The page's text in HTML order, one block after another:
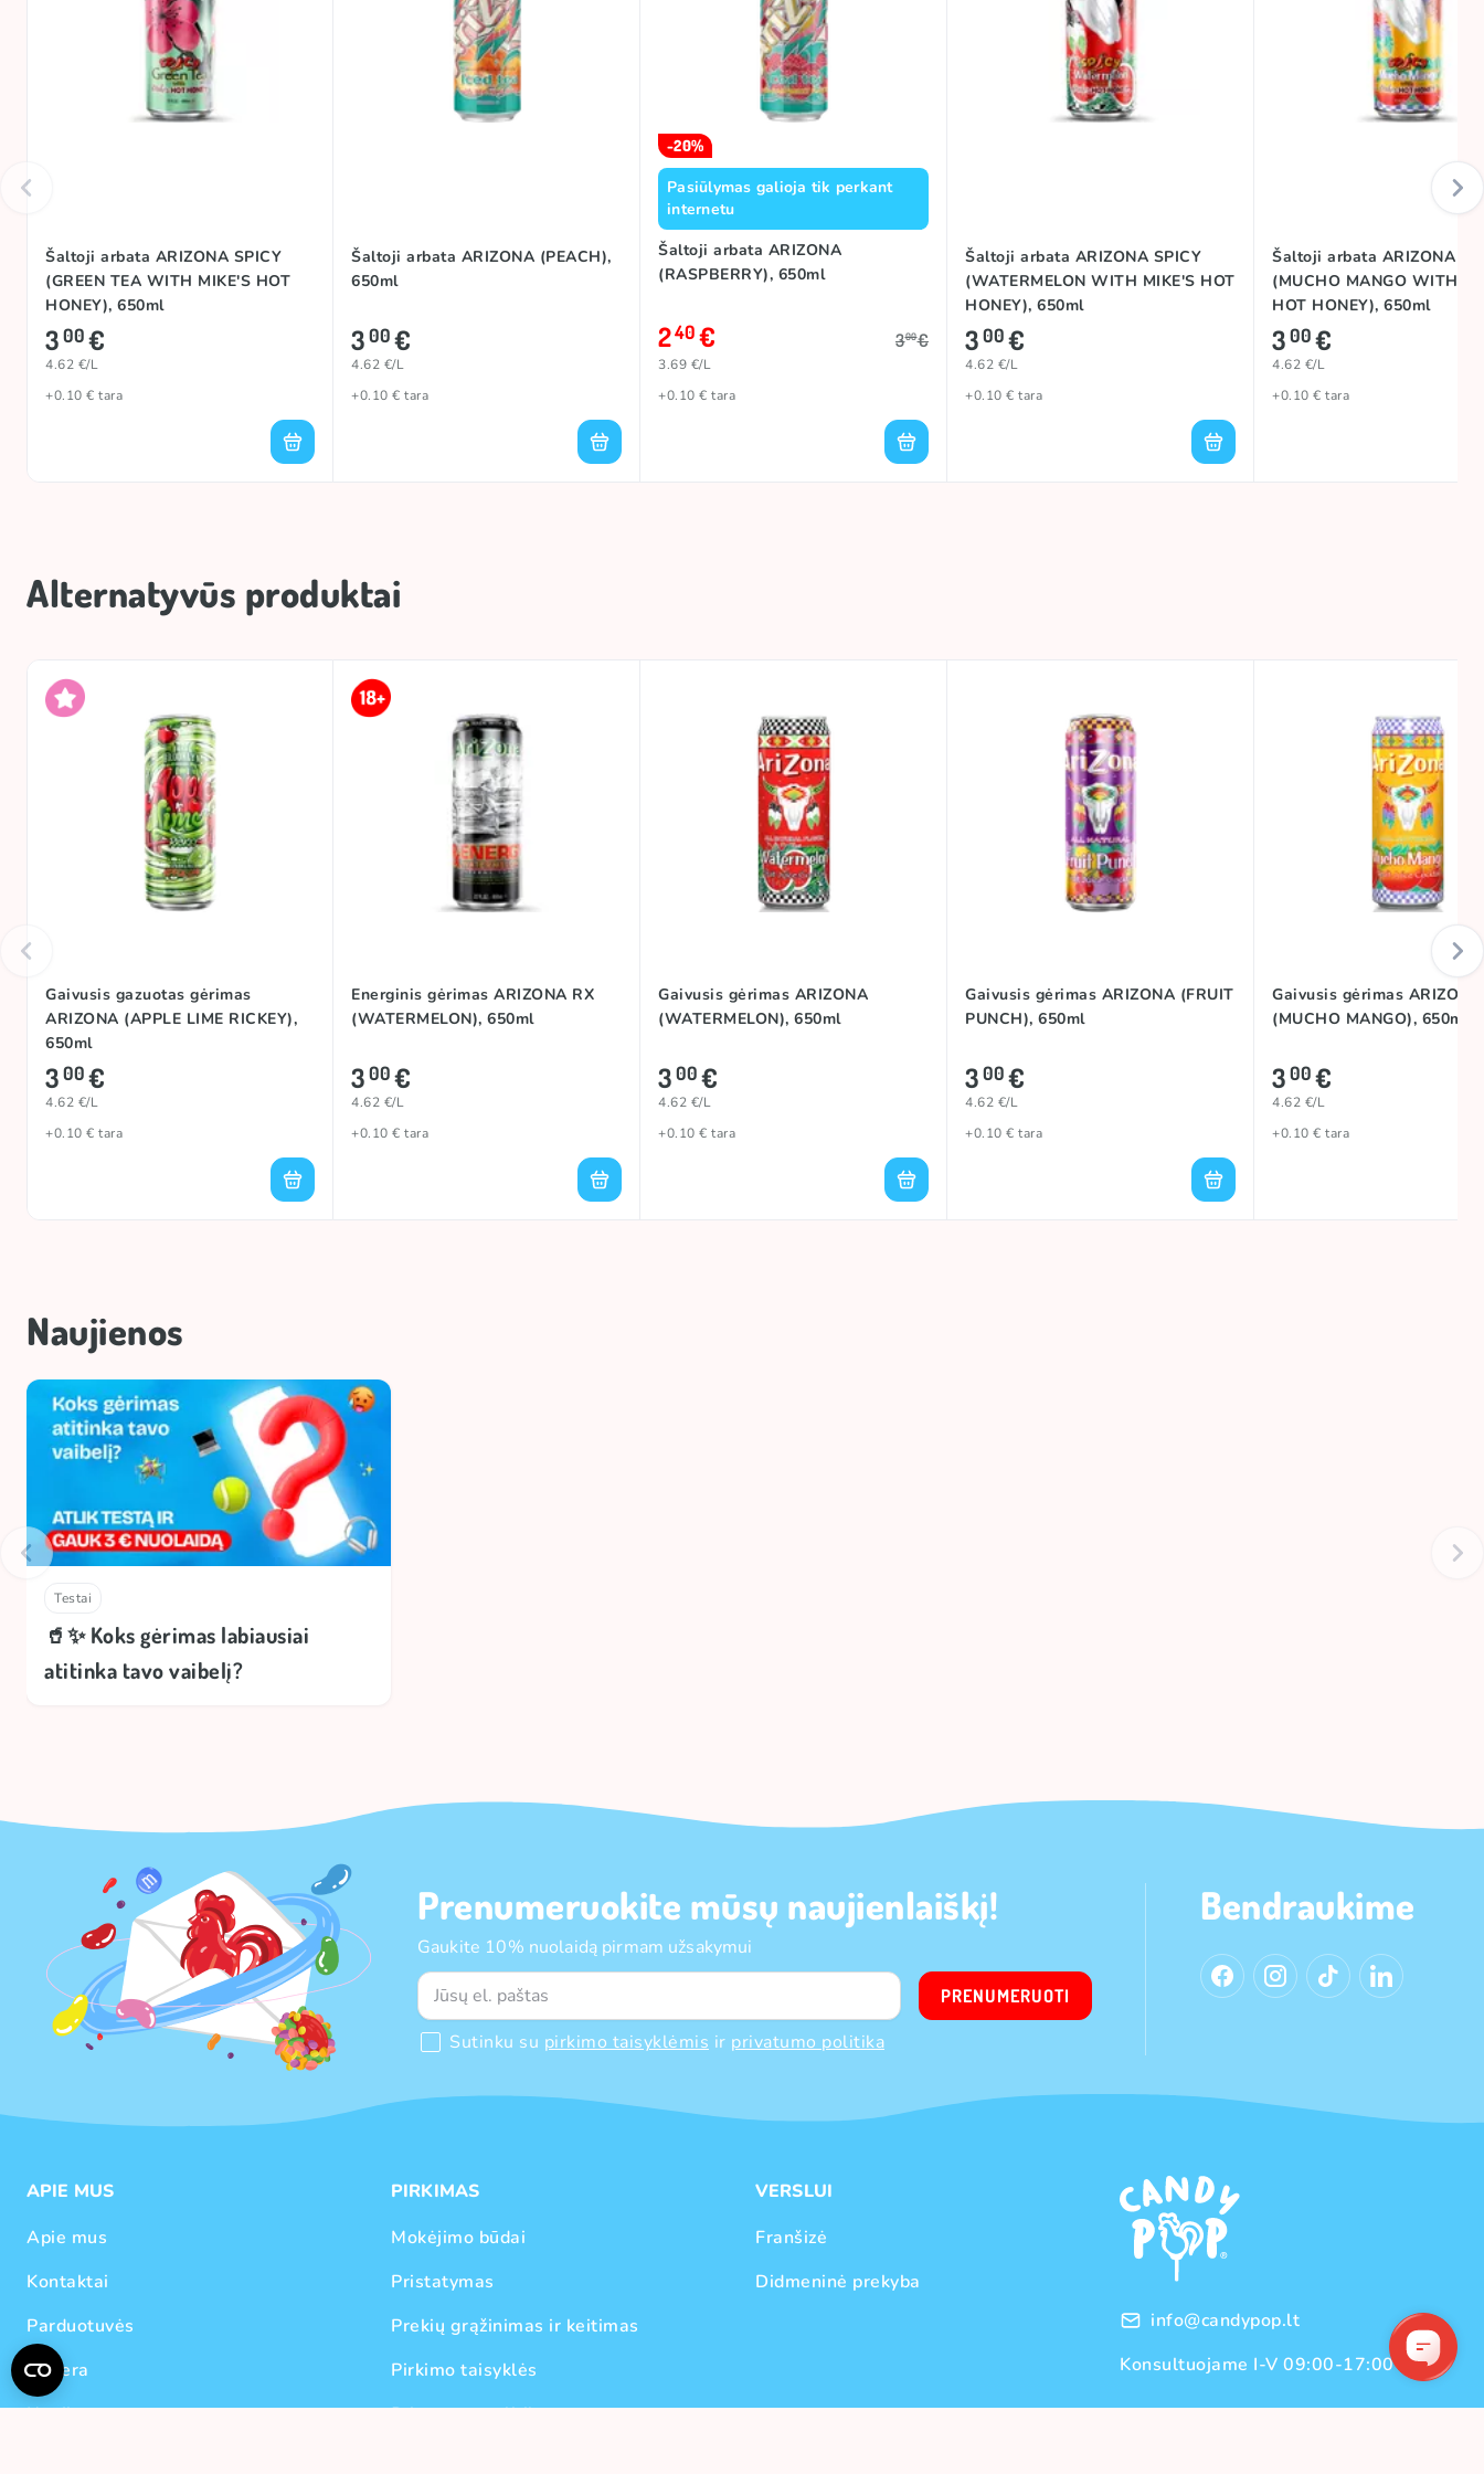
Šaltoji arbata ARIZONA SPICY
(GREEN TEA WITH MIKE'S HOT
HONEY), 650ml
300€
4.62 €/L
+0.10 € tara
Šaltoji arbata ARIZONA (PEACH),
650ml
300€
4.62 €/L
+0.10 € tara
-20%
Pasiūlymas galioja tik perkant
internetu
Šaltoji arbata ARIZONA
(RASPBERRY), 650ml
240€ 300€
3.69 €/L
+0.10 € tara
Šaltoji arbata ARIZONA SPICY
(WATERMELON WITH MIKE'S HOT
HONEY), 650ml
300€
4.62 €/L
+0.10 € tara
Šaltoji arbata ARIZONA
(MUCHO MANGO WITH
HOT HONEY), 650ml
300€
4.62 €/L
+0.10 € tara
Alternatyvūs produktai
Gaivusis gazuotas gėrimas
ARIZONA (APPLE LIME RICKEY),
650ml
300€
4.62 €/L
+0.10 € tara
Energinis gėrimas ARIZONA RX
(WATERMELON), 650ml
300€
4.62 €/L
+0.10 € tara
Gaivusis gėrimas ARIZONA
(WATERMELON), 650ml
300€
4.62 €/L
+0.10 € tara
Gaivusis gėrimas ARIZONA (FRUIT
PUNCH), 650ml
300€
4.62 €/L
+0.10 € tara
Gaivusis gėrimas ARIZONA
(MUCHO MANGO), 650ml
300€
4.62 €/L
+0.10 € tara
Naujienos
Testai
🥤✨ Koks gėrimas labiausiai
atitinka tavo vaibelį?
Prenumeruokite mūsų naujienlaiškį!
Gaukite 10% nuolaidą pirmam užsakymui
Sutinku su pirkimo taisyklėmis ir privatumo politika
PRENUMERUOTI
Bendraukime
APIE MUS
Apie mus
Kontaktai
Parduotuvės
Karjera
Naujienos
PIRKIMAS
Mokėjimo būdai
Pristatymas
Prekių grąžinimas ir keitimas
Pirkimo taisyklės
Privatumo politika
VERSLUI
Franšizė
Didmeninė prekyba
info@candypop.lt
Konsultuojame I-V 09:00-17:00